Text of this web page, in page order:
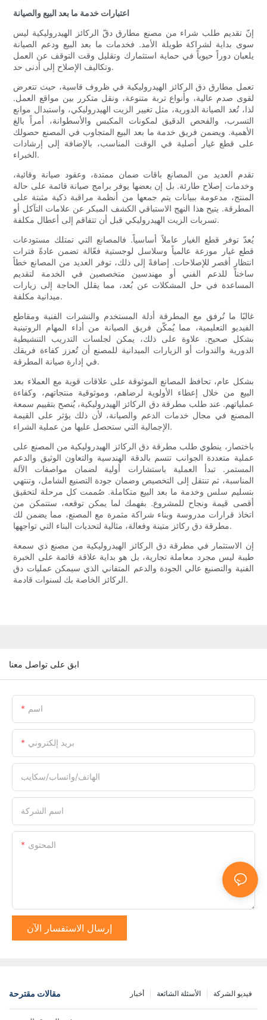
اعتبارات خدمة ما بعد البيع والصيانة
إنّ تقديم طلب شراء من مصنع مطارق دقّ الركائز الهيدروليكية ليس
سوى بداية لشراكة طويلة الأمد. فخدمات ما بعد البيع ودعم الصيانة
يلعبان دوراً حيوياً في حماية استثمارك وتقليل وقت التوقف عن العمل
وتكاليف الإصلاح إلى أدنى حد.
تعمل مطارق دق الركائز الهيدروليكية في ظروف قاسية، حيث تتعرض
لقوى صدم عالية، وأنواع تربة متنوعة، ونقل متكرر بين مواقع العمل.
لذا، تُعد الصيانة الدورية، مثل تغيير الزيت الهيدروليكي، واستبدال موانع
التسرب، والفحص الدقيق لمكونات المكبس والأسطوانة، أمراً بالغ
الأهمية. ويضمن فريق خدمة ما بعد البيع المتجاوب في المصنع حصولك
على قطع غيار أصلية في الوقت المناسب، بالإضافة إلى إرشادات
الخبراء.
تقدم العديد من المصانع باقات ضمان ممتدة، وعقود صيانة وقائية،
وخدمات إصلاح طارئة. بل إن بعضها يوفر برامج صيانة قائمة على حالة
المنتج، مدعومة ببيانات يتم جمعها من أنظمة مراقبة ذكية مثبتة على
المطرقة. يتيح هذا النهج الاستباقي الكشف المبكر عن علامات التآكل أو
تسربات الزيت الهيدروليكي قبل أن تتفاقم إلى أعطال مكلفة.
يُعدّ توفر قطع الغيار عاملاً أساسياً. فالمصانع التي تمتلك مستودعات
قطع غيار موزعة عالمياً وسلاسل لوجستية فعّالة تضمن عادةً فترات
انتظار أقصر للإصلاحات. إضافةً إلى ذلك، توفر العديد من المصانع خطاً
ساخناً للدعم الفني أو مهندسين متخصصين في الخدمة لتقديم
المساعدة في حل المشكلات عن بُعد، مما يقلل الحاجة إلى زيارات
ميدانية مكلفة.
غالبًا ما تُرفق مع المطرقة أدلة المستخدم والنشرات الفنية ومقاطع
الفيديو التعليمية، مما يُمكّن فريق الصيانة من أداء المهام الروتينية
بشكل صحيح. علاوة على ذلك، يمكن لجلسات التدريب التنشيطية
الدورية والندوات أو الزيارات الميدانية للمصنع أن تُعزز كفاءة فريقك
في إدارة صيانة المطرقة.
بشكل عام، تحافظ المصانع الموثوقة على علاقات قوية مع العملاء بعد
البيع من خلال إعطاء الأولوية لرضاهم، وموثوقية منتجاتهم، وكفاءة
عملياتهم. عند طلب مطرقة دق الركائز الهيدروليكية، يُنصح بتقييم سمعة
المصنع في مجال خدمات الدعم والصيانة، لأن ذلك يؤثر على القيمة
الإجمالية التي ستحصل عليها من عملية الشراء.
باختصار، ينطوي طلب مطرقة دق الركائز الهيدروليكية من المصنع على
عملية متعددة الجوانب تتسم بالدقة الهندسية والتعاون الوثيق والدعم
المستمر. تبدأ العملية باستشارات أولية لضمان مواصفات الآلة
المناسبة، ثم تنتقل إلى التخصيص وضمان جودة التصنيع الشامل، وتنتهي
بتسليم سلس وخدمة ما بعد البيع متكاملة. صُممت كل مرحلة لتحقيق
أقصى قيمة ونجاح للمشروع. بفهمك لما يمكن توقعه، ستتمكن من
اتخاذ قرارات مدروسة وبناء شراكة مثمرة مع المصنع، مما يضمن لك
مطرقة دق ركائز متينة وفعالة، مثالية لتحديات البناء التي تواجهها.
إن الاستثمار في مطرقة دق الركائز الهيدروليكية من مصنع ذي سمعة
طيبة ليس مجرد معاملة تجارية، بل هو بداية علاقة قائمة على الخبرة
الفنية والتصنيع عالي الجودة والدعم المتفاني الذي سيمكن عمليات دق
الركائز الخاصة بك لسنوات قادمة.
ابق على تواصل معنا
اسم
بريد إلكتروني
الهاتف/واتساب/سكايب
اسم الشركة
المحتوى
إرسال الاستفسار الآن
مقالات مقترحة فيديو الشركة الأسئلة الشائعة أخبار